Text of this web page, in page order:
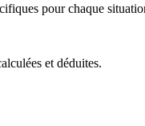
pour chaque
et déduites.